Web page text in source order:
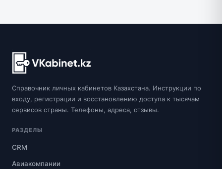
Справочник личных кабинетов Казахстана. Инструкции по
входу, регистрации и восстановлению доступа к тысячам
сервисов страны. Телефоны, адреса, отзывы.
РАЗДЕЛЫ
CRM
Авиакомпании